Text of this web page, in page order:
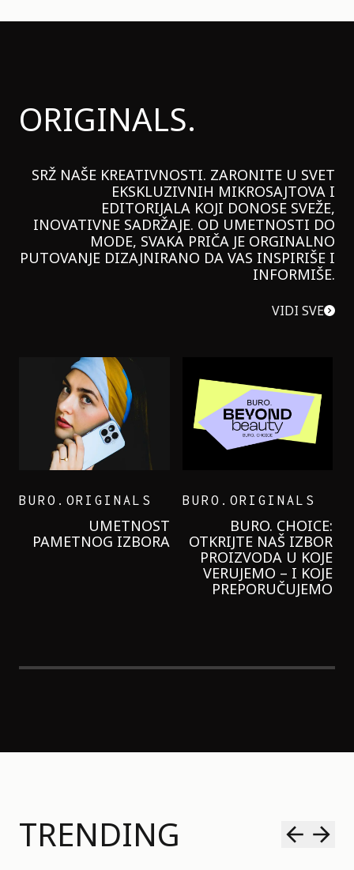
ORIGINALS.
SRŽ NAŠE KREATIVNOSTI. ZARONITE U SVET
EKSKLUZIVNIH MIKROSAJTOVA I
EDITORIJALA KOJI DONOSE SVEŽE,
INOVATIVNE SADRŽAJE. OD UMETNOSTI DO
MODE, SVAKA PRIČA JE ORGINALNO
PUTOVANJE DIZAJNIRANO DA VAS INSPIRIŠE I
INFORMIŠE.
VIDI SVE
GARNIER KREMU I
NIKADA NIŠTA
LAGANIJE NISAM
KORISTILA
TRENDING